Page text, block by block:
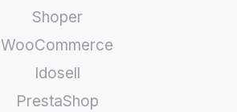
Shoper
WooCommerce
Idosell
PrestaShop